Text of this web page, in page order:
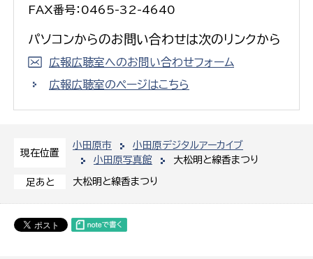
現在位置
小田原市
小田原デジタルアーカイブ
小田原写真館
大松明と線香まつり
足あと 大松明と線香まつり
FAX番号：0465-32-4640
パソコンからのお問い合わせは次のリンクから
広報広聴室へのお問い合わせフォーム
広報広聴室のページはこちら